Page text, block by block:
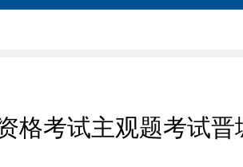
格考试主观题考试